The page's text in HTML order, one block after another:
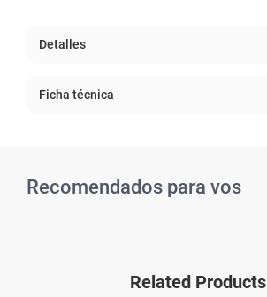
Detalles
Ficha técnica
Recomendados para vos
Related Products